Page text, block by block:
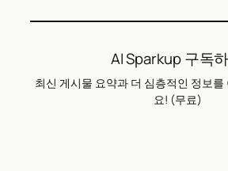
AI Sparkup 구독
최신 게시물 요약과 더 심층적인 정보를
요! (무료)